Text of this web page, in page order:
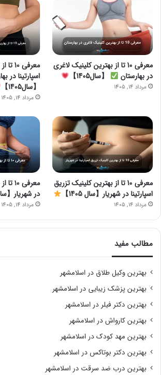
معرفی 10 تا از بهترین کلینیک لاغری
در بهارستان
【سال1405】
مرداد 14, 1405
اسپارتینا در
【سال1405】
مرداد 14, 1405
معرفی 10 تا از بهترین کلینیک تزریق
اسپارتینا در شهریار【سال 1405】
مرداد 14, 1405
در شهریار【سال
مرداد 14, 1405
مطالب مفید
بهترین وکیل طلاق در اسلامشهر
بهترین پزشک زیبایی در اسلامشهر
بهترین دکتر فیلر در اسلامشهر
بهترین کارواش در اسلامشهر
بهترین مهد کودک در اسلامشهر
بهترین دکتر بوتاکس در اسلامشهر
بهترین درب ضد سرقت در اسلامشهر